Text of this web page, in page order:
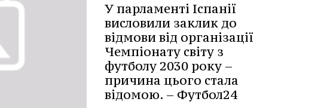
У парламенті Іспанії
висловили заклик до
відмови від організації
Чемпіонату світу з
футболу 2030 року –
причина цього стала
відомою. – Футбол24